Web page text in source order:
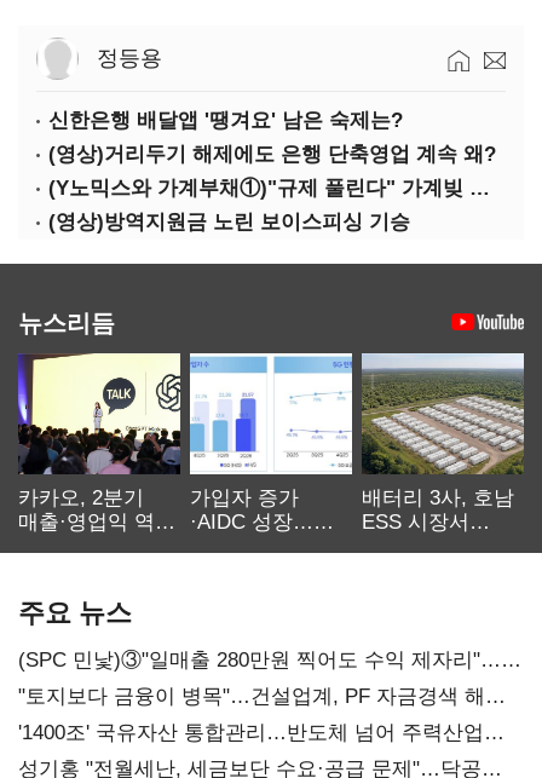
정등용
신한은행 배달앱 '땡겨요' 남은 숙제는?
(영상)거리두기 해제에도 은행 단축영업 계속 왜?
(Y노믹스와 가계부채①)"규제 풀린다" 가계빚 다시 꿈틀
(영상)방역지원금 노린 보이스피싱 기승
뉴스리듬
카카오, 2분기
매출·영업익 역대
가입자 증가
·AIDC 성장…
배터리 3사, 호남
ESS 시장서
주요 뉴스
(SPC 민낯)③"일매출 280만원 찍어도 수익 제자리"…
점주 울리는 '상시 할인'
"토지보다 금융이 병목"…건설업계, PF 자금경색 해소
목소리
'1400조' 국유자산 통합관리…반도체 넘어 주력산업
구조혁신
성기홍 "전월세난, 세금보단 수요·공급 문제"…닥공